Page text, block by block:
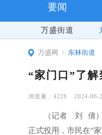
要闻
万盛街道
万盛网 东林街道
“家门口”了
4226 2024-06-
（记者 刘 倩
正式投用，市民在“